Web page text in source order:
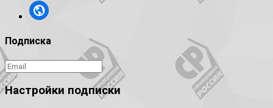
Подписка
Настройки подписки